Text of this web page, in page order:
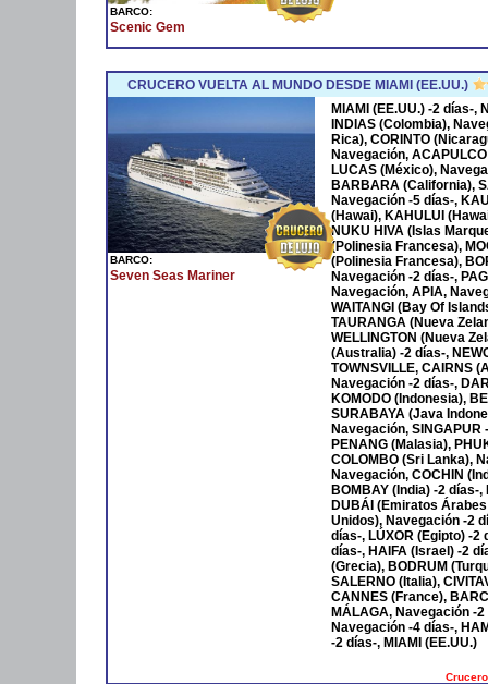
BARCO:
Scenic Gem
CRUCERO VUELTA AL MUNDO DESDE MIAMI (EE.UU.)
BARCO:
Seven Seas Mariner
MIAMI (EE.UU.) -2 días-,
INDIAS (Colombia),
Rica), CORINTO
Navegación,
LUCAS (México),
BARBARA (California),
Navegación -5 días-,
(Hawai), KAHULUI
NUKU HIVA (Islas
(Polinesia Francesa),
(Polinesia Francesa),
Navegación -2 días-,
Navegación, APIA,
WAITANGI (Bay Of
TAURANGA (Nueva
WELLINGTON (Nueva
(Australia) -2 días-,
TOWNSVILLE, CAIRNS
Navegación -2 días-,
KOMODO (Indonesia),
SURABAYA (Java
Navegación, SINGAPUR
PENANG (Malasia),
COLOMBO (Sri Lanka),
Navegación, COCHIN
BOMBAY (India) -2 días-
DUBÁI (Emiratos
Unidos), Navegación -2
días-, LÚXOR (Egipto) -
días-, HAIFA (Israel) -2
(Grecia), BODRUM
SALERNO (Italia),
CANNES (France),
MÁLAGA, Navegación -
Navegación -4 días-,
-2 días-, MIAMI (EE.UU.)